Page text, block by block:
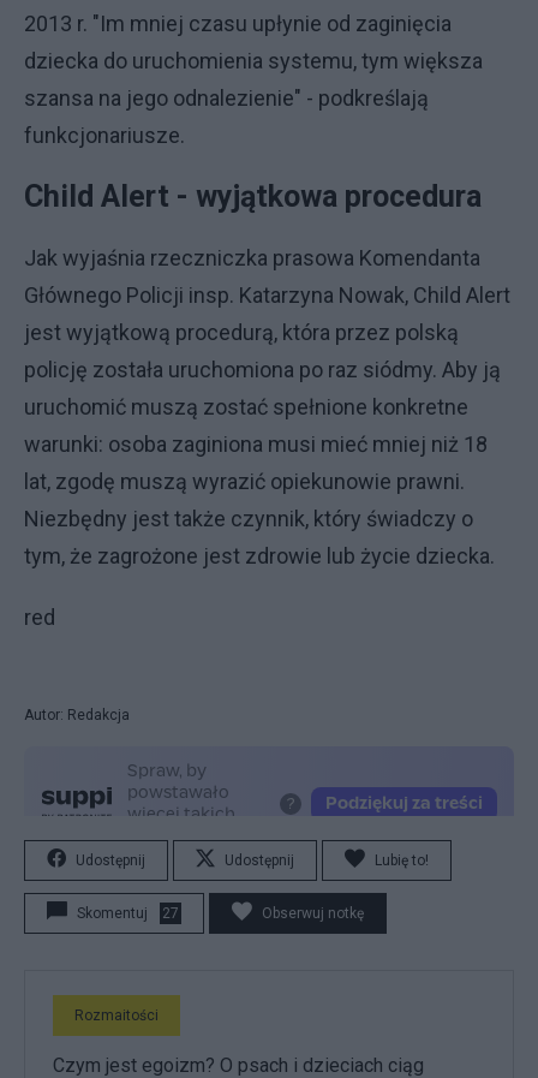
2013 r. "Im mniej czasu upłynie od zaginięcia
dziecka do uruchomienia systemu, tym większa
szansa na jego odnalezienie" - podkreślają
funkcjonariusze.
Child Alert - wyjątkowa procedura
Jak wyjaśnia rzeczniczka prasowa Komendanta
Głównego Policji insp. Katarzyna Nowak, Child Alert
jest wyjątkową procedurą, która przez polską
policję została uruchomiona po raz siódmy. Aby ją
uruchomić muszą zostać spełnione konkretne
warunki: osoba zaginiona musi mieć mniej niż 18
lat, zgodę muszą wyrazić opiekunowie prawni.
Niezbędny jest także czynnik, który świadczy o
tym, że zagrożone jest zdrowie lub życie dziecka.
red
Autor: Redakcja
Udostępnij Udostępnij Lubię to!
Skomentuj 27 Obserwuj notkę
Rozmaitości
Czym jest egoizm? O psach i dzieciach ciąg